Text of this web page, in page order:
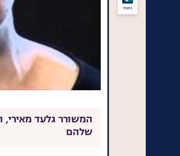
כתבות
המשורר גלעד מאירי,
שלהם